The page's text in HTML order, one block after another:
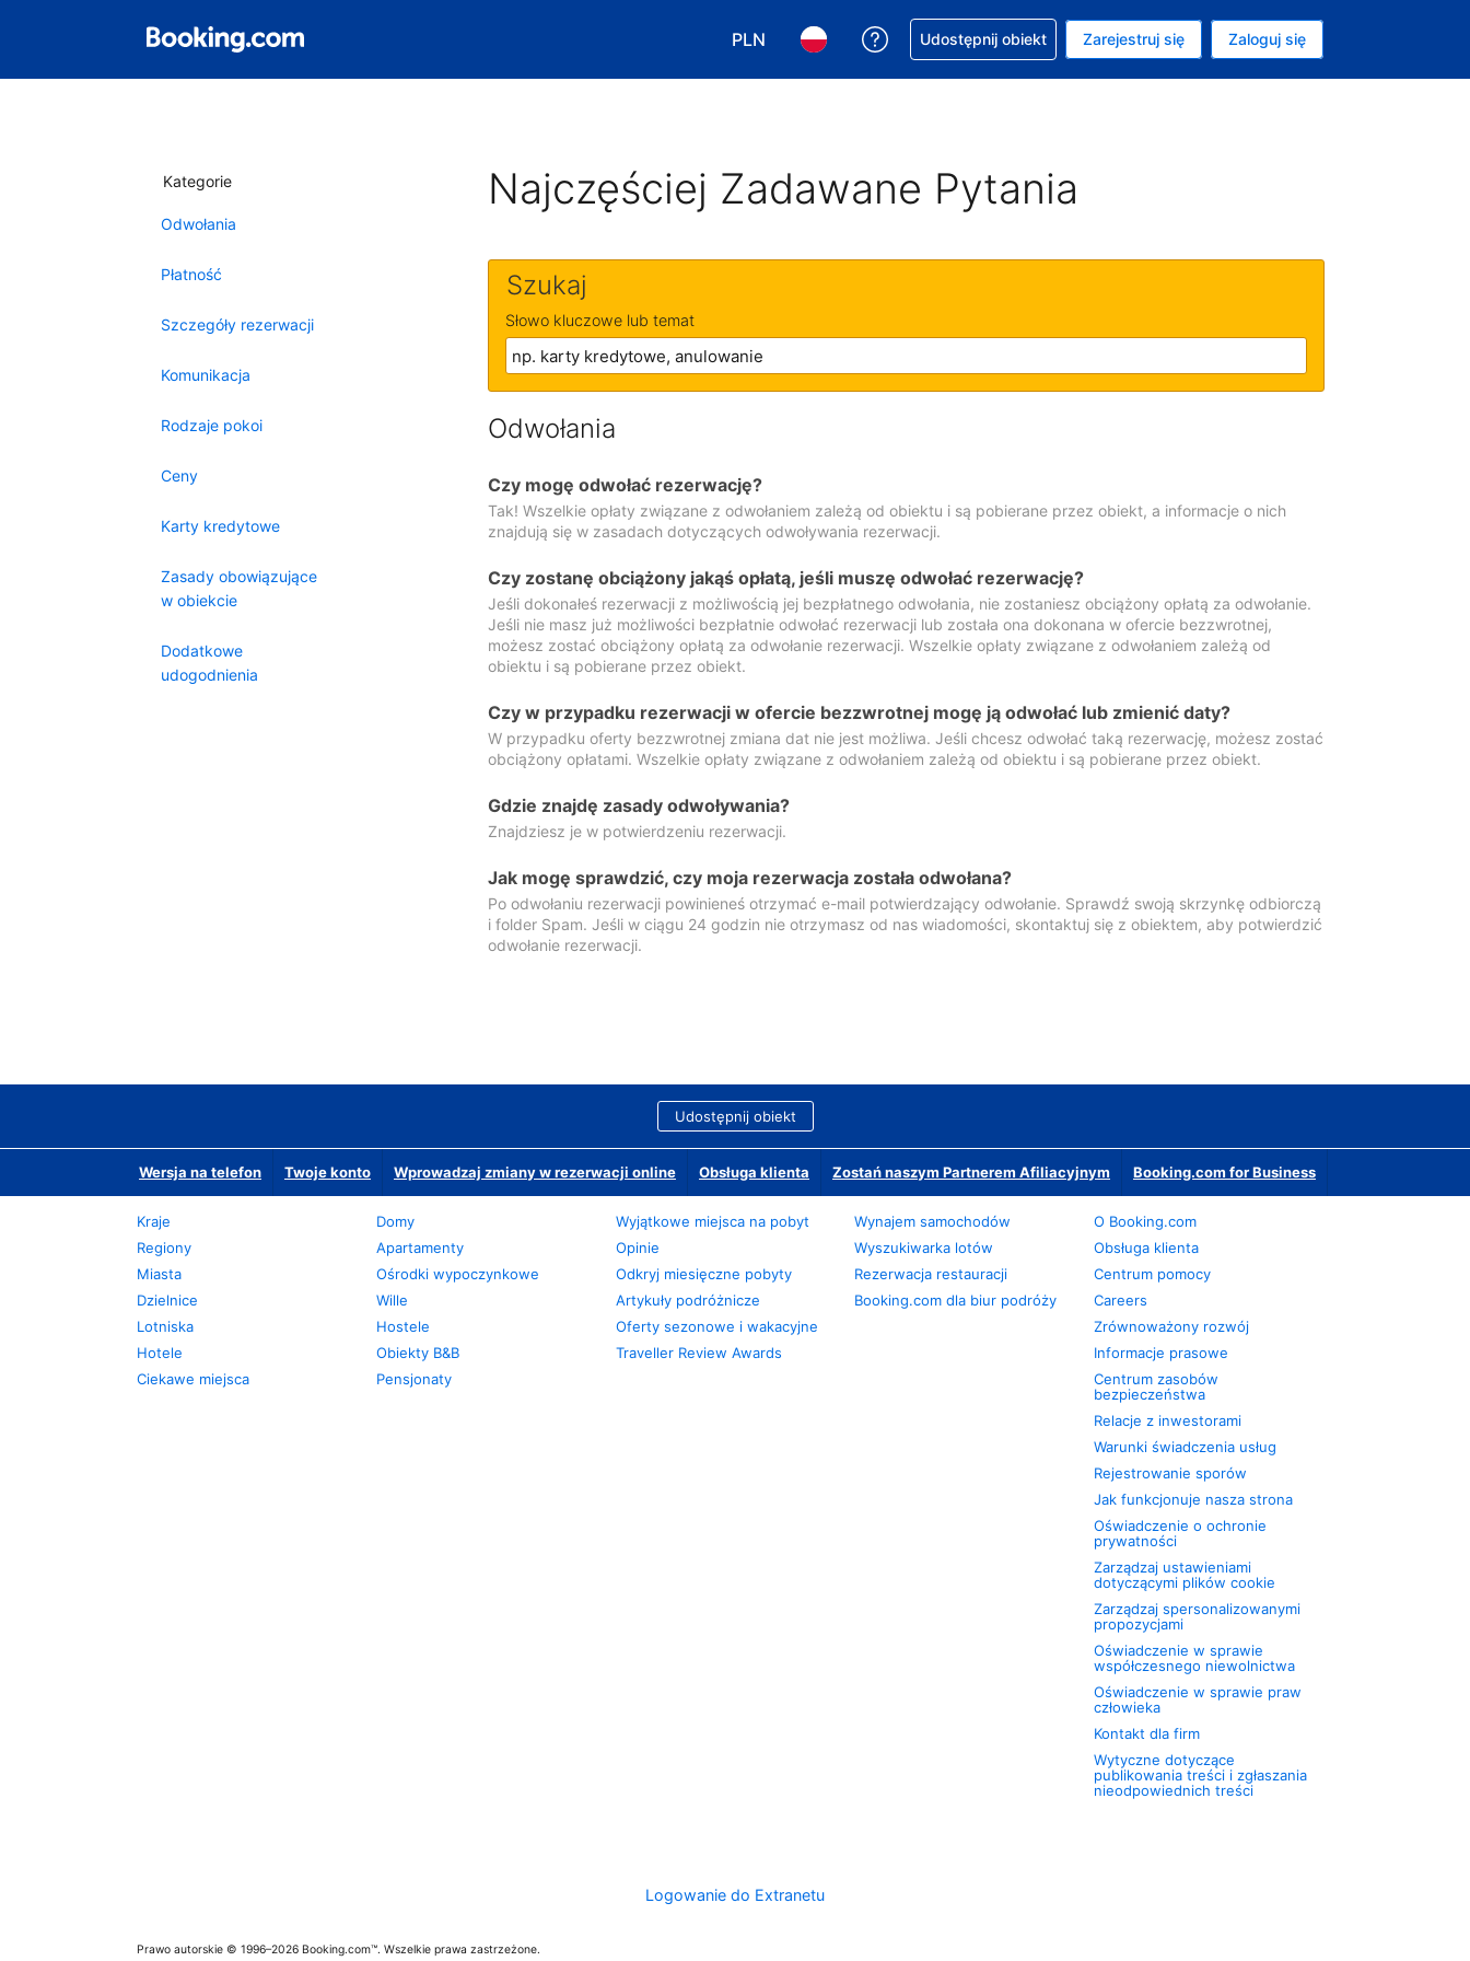
PLN
Wybierz walutę. Wybrana waluta to Złoty polski
Wybierz język. Wybrany język to Polski
Uzyskaj pomoc w sprawie rezerwacji
Udostępnij obiekt Zarejestruj się Zaloguj się
Kategorie
Odwołania
Płatność
Szczegóły rezerwacji
Komunikacja
Rodzaje pokoi
Ceny
Karty kredytowe
Zasady obowiązujące
w obiekcie
Dodatkowe
udogodnienia
Najczęściej Zadawane Pytania
Szukaj
Słowo kluczowe lub temat
Odwołania
Czy mogę odwołać rezerwację?
Tak! Wszelkie opłaty związane z odwołaniem zależą od obiektu i są pobierane przez obiekt, a informacje o nich
znajdują się w zasadach dotyczących odwoływania rezerwacji.
Czy zostanę obciążony jakąś opłatą, jeśli muszę odwołać rezerwację?
Jeśli dokonałeś rezerwacji z możliwością jej bezpłatnego odwołania, nie zostaniesz obciążony opłatą za odwołanie.
Jeśli nie masz już możliwości bezpłatnie odwołać rezerwacji lub została ona dokonana w ofercie bezzwrotnej,
możesz zostać obciążony opłatą za odwołanie rezerwacji. Wszelkie opłaty związane z odwołaniem zależą od
obiektu i są pobierane przez obiekt.
Czy w przypadku rezerwacji w ofercie bezzwrotnej mogę ją odwołać lub zmienić daty?
W przypadku oferty bezzwrotnej zmiana dat nie jest możliwa. Jeśli chcesz odwołać taką rezerwację, możesz zostać
obciążony opłatami. Wszelkie opłaty związane z odwołaniem zależą od obiektu i są pobierane przez obiekt.
Gdzie znajdę zasady odwoływania?
Znajdziesz je w potwierdzeniu rezerwacji.
Jak mogę sprawdzić, czy moja rezerwacja została odwołana?
Po odwołaniu rezerwacji powinieneś otrzymać e-mail potwierdzający odwołanie. Sprawdź swoją skrzynkę odbiorczą
i folder Spam. Jeśli w ciągu 24 godzin nie otrzymasz od nas wiadomości, skontaktuj się z obiektem, aby potwierdzić
odwołanie rezerwacji.
Udostępnij obiekt
Wersja na telefon Twoje konto Wprowadzaj zmiany w rezerwacji online Obsługa klienta Zostań naszym Partnerem Afiliacyjnym Booking.com for Business
Kraje
Regiony
Miasta
Dzielnice
Lotniska
Hotele
Ciekawe miejsca
Domy
Apartamenty
Ośrodki wypoczynkowe
Wille
Hostele
Obiekty B&B
Pensjonaty
Wyjątkowe miejsca na pobyt
Opinie
Odkryj miesięczne pobyty
Artykuły podróżnicze
Oferty sezonowe i wakacyjne
Traveller Review Awards
Wynajem samochodów
Wyszukiwarka lotów
Rezerwacja restauracji
Booking.com dla biur podróży
O Booking.com
Obsługa klienta
Centrum pomocy
Careers
Zrównoważony rozwój
Informacje prasowe
Centrum zasobów
bezpieczeństwa
Relacje z inwestorami
Warunki świadczenia usług
Rejestrowanie sporów
Jak funkcjonuje nasza strona
Oświadczenie o ochronie
prywatności
Zarządzaj ustawieniami
dotyczącymi plików cookie
Zarządzaj spersonalizowanymi
propozycjami
Oświadczenie w sprawie
współczesnego niewolnictwa
Oświadczenie w sprawie praw
człowieka
Kontakt dla firm
Wytyczne dotyczące
publikowania treści i zgłaszania
nieodpowiednich treści
Logowanie do Extranetu
Prawo autorskie © 1996–2026 Booking.com™. Wszelkie prawa zastrzeżone.